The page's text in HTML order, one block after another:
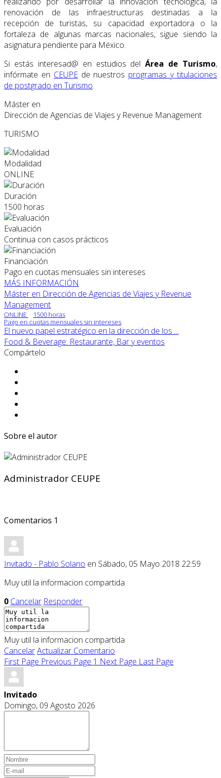
renovación de las infraestructuras destinadas a la
recepción de turistas, su capacidad exportadora o la
fortaleza de algunas marcas nacionales, sigue siendo la
asignatura pendiente para México.
Si estás interesad@ en estudios del Área de Turismo,
infórmate en CEUPEde nuestros programas y titulaciones
de postgrado en Turismo.
Máster en
Dirección de Agencias de Viajes y Revenue Management
TURISMO
Modalidad
ONLINE
Duración
1500 horas
Evaluación
Continua con casos prácticos
Financiación
Pago en cuotas mensuales sin intereses
MÁS INFORMACIÓN
Máster en Dirección de Agencias de Viajes y Revenue
Management
ONLINE
1500 horas
Pago en cuotas mensuales sin intereses
El nuevo papel estratégico en la dirección de los ...
Food & Beverage: Restaurante, Bar y eventos
Compártelo
Sobre el autor
Administrador CEUPE
Comentarios 1
Invitado - Pablo Solano en Sábado, 05 Mayo 2018 22:59
Muy util la informacion compartida
0 Cancelar Responder
Muy util la informacion compartida
CancelarActualizar Comentario
First Page Previous Page 1 Next Page Last Page
Invitado
Domingo, 09 Agosto 2026